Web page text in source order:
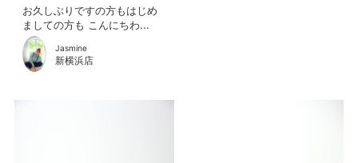
お久しぶりですの方もはじめ
ましての方も こんにちわ...
Jasmine
新横浜店